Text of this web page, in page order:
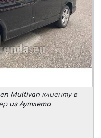
Multivan клиенту в
из Аутлета